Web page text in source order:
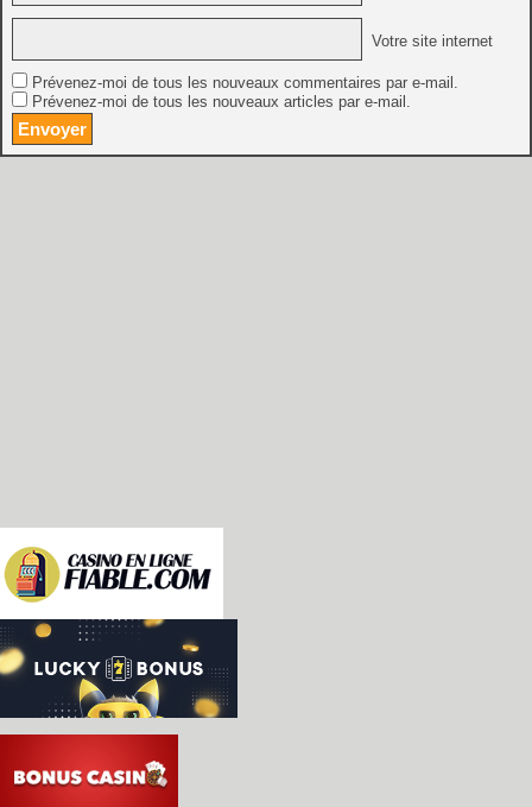
Votre site internet
Prévenez-moi de tous les nouveaux commentaires par e-mail.
Prévenez-moi de tous les nouveaux articles par e-mail.